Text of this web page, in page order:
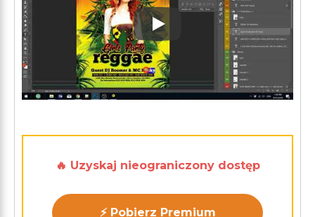
Play: Keynote (Google I/O
🔥 Uzyskaj nieograniczony dostęp
⚡ Pobierz Premium